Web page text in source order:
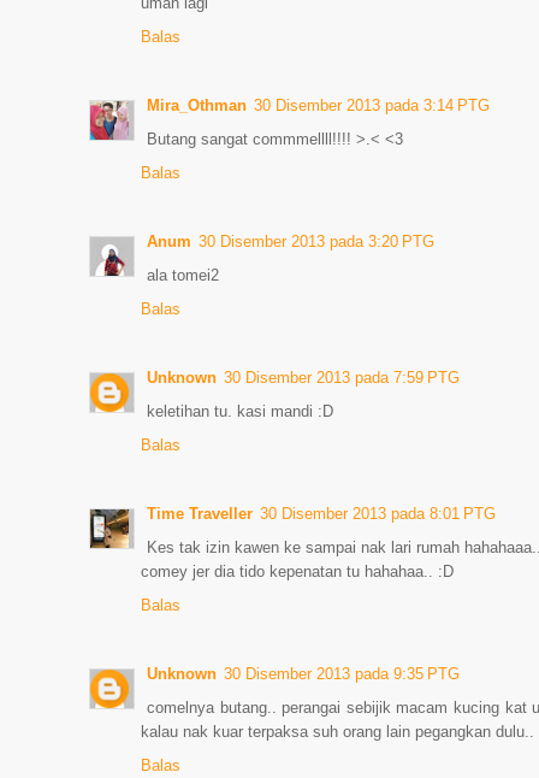
Balas
Mira_Othman 30 Disember 2013 pada 3:14 PTG
Butang sangat commmellll!!!! >.< <3
Balas
Anum 30 Disember 2013 pada 3:20 PTG
ala tomei2
Balas
Unknown 30 Disember 2013 pada 7:59 PTG
keletihan tu. kasi mandi :D
Balas
Time Traveller 30 Disember 2013 pada 8:01 PTG
Kes tak izin kawen ke sampai nak lari rumah
comey jer dia tido kepenatan tu hahahaa.. :D
Balas
Unknown 30 Disember 2013 pada 9:35 PTG
comelnya butang.. perangai sebijik macam kucing kat
kalau nak kuar terpaksa suh orang lain pegangkan dulu..
Balas